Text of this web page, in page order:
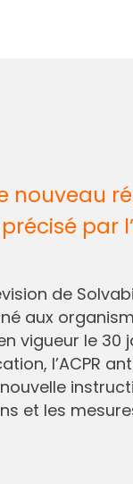
nouveau
par
de
aux
vigueur le 30
l’ACPR
et les